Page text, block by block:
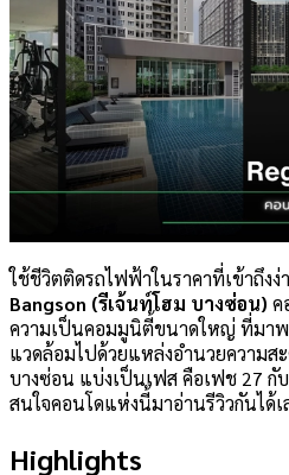
ใช้ชีวิตติดรถไฟฟ้าในราคาที่เข้าถึงง่
Bangson (รีเจ้นท์โฮม บางซ่อน) ค
ความเป็นคอมมูนิตี้ขนาดใหญ่ ที่มาพ
แวดล้อมไปด้วยแหล่งอำนวยความส
บางซ่อน แบ่งเป็นเฟส คือเฟช 27 กั
สนใจคอนโดแห่งนี้มาอ่านรีวิวกันได้เ
Highlights